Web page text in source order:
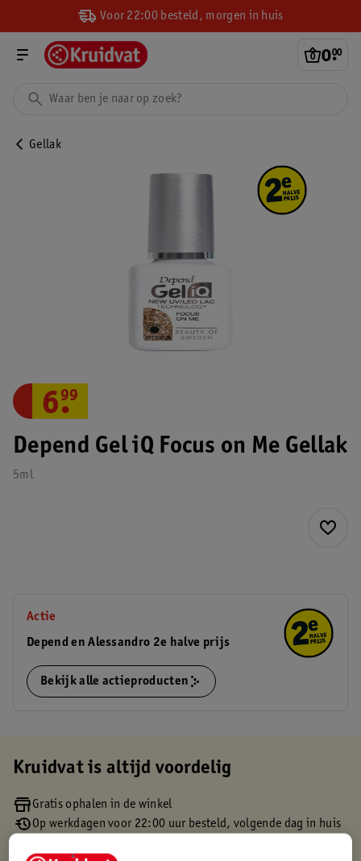
Voor 22:00 besteld, morgen in huis
0.
00
Gellak
Depend Gel iQ Focus on Me Gellak
5ml
6.
99
Actie
Depend en Alessandro 2e halve prijs
Bekijk alle actieproducten
Kruidvat is altijd voordelig
Gratis ophalen in de winkel
Op werkdagen voor 22:00 uur besteld, volgende dag in huis